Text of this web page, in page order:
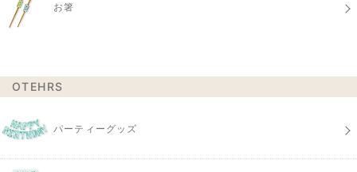
お箸
OTEHRS
パーティーグッズ